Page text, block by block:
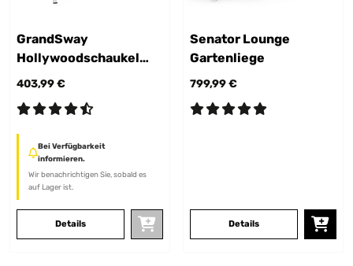
GrandSway
Hollywoodschaukel
3er
403,99 €
Bei Verfügbarkeit
informieren.
Wir benachrichtigen Sie, sobald es
auf Lager ist.
Details
Senator Lounge
Gartenliege
799,99 €
Details